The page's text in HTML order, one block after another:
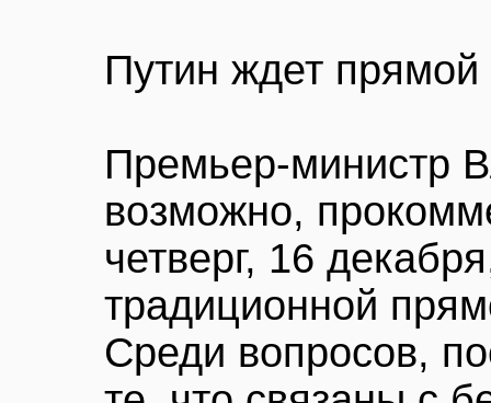
Путин ждет прямой
Премьер-министр
возможно,
четверг, 16
традиционной
Среди вопросов,